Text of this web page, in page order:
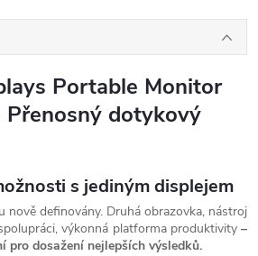
Portable Monitor
Přenosný dotykový
s jediným displejem
nově definovány. Druhá obrazovka, nástroj
výkonná platforma produktivity –
pro dosažení nejlepších výsledků.